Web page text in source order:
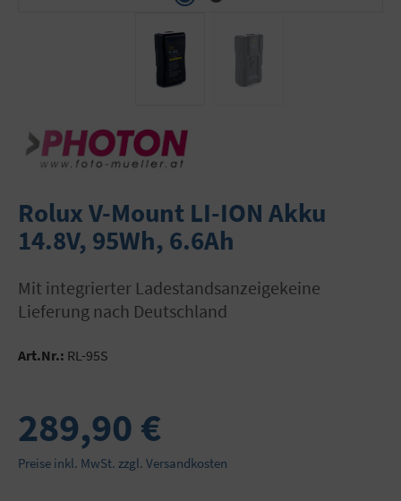
Rolux V-Mount LI-ION Akku
14.8V, 95Wh, 6.6Ah
mit integrierter Ladestandsanzeigekeine
Lieferung nach Deutschland
Art.Nr.: RL-95S
289,90 €
Preise inkl. MwSt. zzgl. Versandkosten